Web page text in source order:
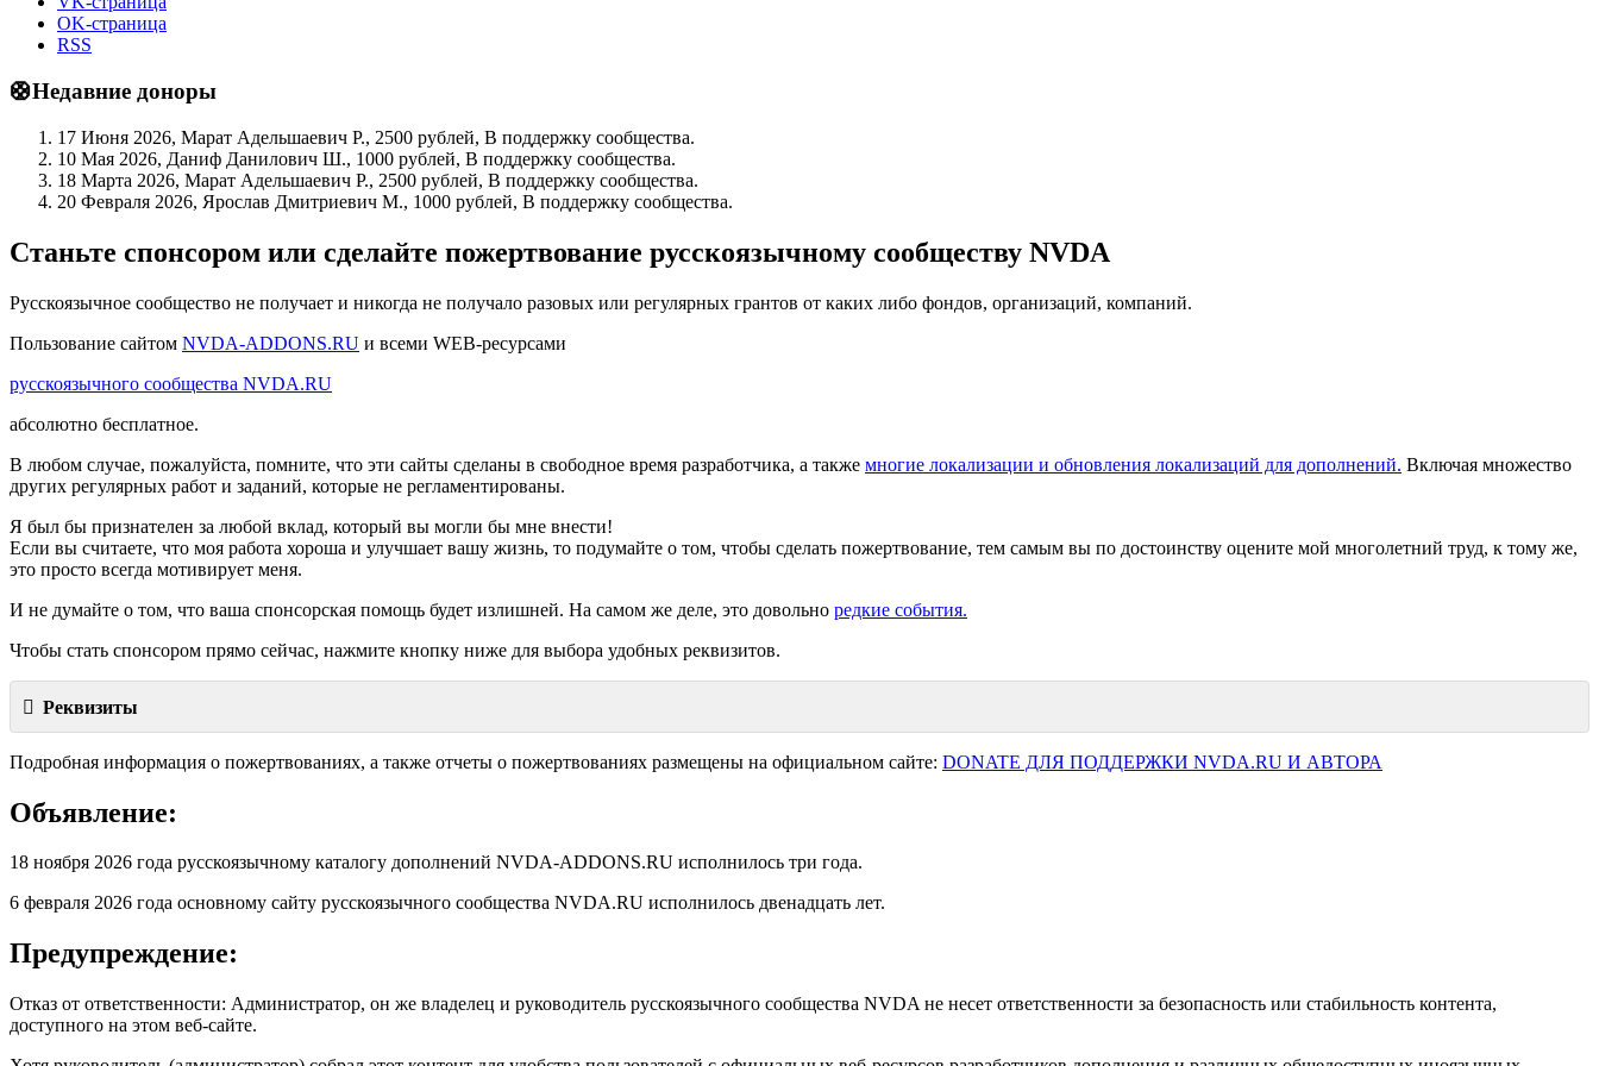
OK-страница
RSS
🛟Недавние доноры
17 Июня 2026, Марат Адельшаевич Р., 2500 рублей, В поддержку сообщества.
10 Мая 2026, Даниф Данилович Ш., 1000 рублей, В поддержку сообщества.
18 Марта 2026, Марат Адельшаевич Р., 2500 рублей, В поддержку сообщества.
20 Февраля 2026, Ярослав Дмитриевич М., 1000 рублей, В поддержку сообщества.
Станьте спонсором или сделайте пожертвование русскоязычному сообществу NVDA
Русскоязычное сообщество не получает и никогда не получало разовых или регулярных грантов от каких либо фондов, организаций, компаний.
Пользование сайтом NVDA-ADDONS.RU и всеми WEB-ресурсами
русскоязычного сообщества NVDA.RU
абсолютно бесплатное.
В любом случае, пожалуйста, помните, что эти сайты сделаны в свободное время разработчика, а также многие локализации и обновления локализаций для дополнений. Включая множество
других регулярных работ и заданий, которые не регламентированы.
Я был бы признателен за любой вклад, который вы могли бы мне внести!
Если вы считаете, что моя работа хороша и улучшает вашу жизнь, то подумайте о том, чтобы сделать пожертвование, тем самым вы по достоинству оцените мой многолетний труд, к тому же,
это просто всегда мотивирует меня.
И не думайте о том, что ваша спонсорская помощь будет излишней. На самом же деле, это довольно редкие события.
Чтобы стать спонсором прямо сейчас, нажмите кнопку ниже для выбора удобных реквизитов.
Реквизиты
Подробная информация о пожертвованиях, а также отчеты о пожертвованиях размещены на официальном сайте: DONATE ДЛЯ ПОДДЕРЖКИ NVDA.RU И АВТОРА
Объявление:
18 ноября 2026 года русскоязычному каталогу дополнений NVDA-ADDONS.RU исполнилось три года.
6 февраля 2026 года основному сайту русскоязычного сообщества NVDA.RU исполнилось двенадцать лет.
Предупреждение:
Отказ от ответственности: Администратор, он же владелец и руководитель русскоязычного сообщества NVDA не несет ответственности за безопасность или стабильность контента,
доступного на этом веб-сайте.